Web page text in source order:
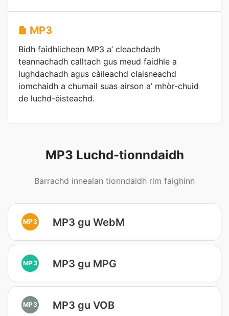
MP3
Bidh faidhlichean MP3 a’ cleachdadh
teannachadh calltach gus meud faidhle a
lughdachadh agus càileachd claisneachd
iomchaidh a chumail suas airson a’ mhòr-chuid
de luchd-èisteachd.
MP3 Luchd-tionndaidh
Barrachd innealan tionndaidh rim faighinn
MP3 MP3 gu WebM
MP3 MP3 gu MPG
MP3 MP3 gu VOB